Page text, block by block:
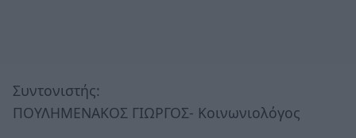
Συντονιστής:
ΠΟΥΛΗΜΕΝΑΚΟΣ ΓΙΩΡΓΟΣ- Κοινωνιολόγος